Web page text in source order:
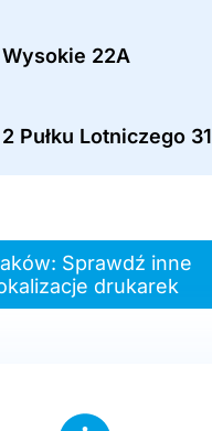
22A
Pułku Lotniczego 31
Sprawdź inne
drukarek